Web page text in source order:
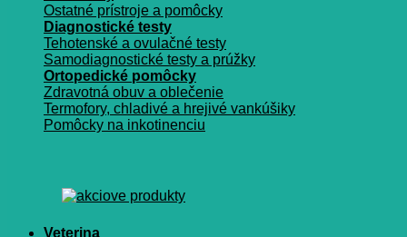
Ostatné prístroje a pomôcky
Diagnostické testy
Tehotenské a ovulačné testy
Samodiagnostické testy a prúžky
Ortopedické pomôcky
Zdravotná obuv a oblečenie
Termofory, chladivé a hrejivé vankúšiky
Pomôcky na inkotinenciu
Veterina